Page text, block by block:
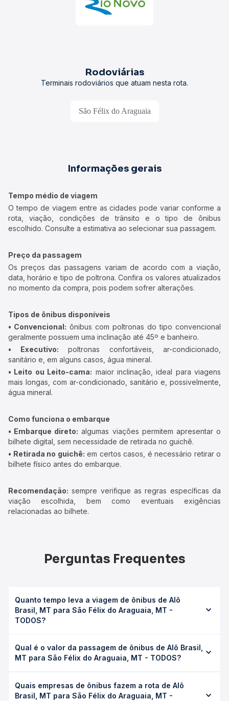
Rodoviárias
Terminais rodoviários que atuam nesta rota.
São Félix do Araguaia
Informações gerais
Tempo médio de viagem
O tempo de viagem entre as cidades pode variar conforme a
rota, viação, condições de trânsito e o tipo de ônibus
escolhido. Consulte a estimativa ao selecionar sua passagem.
Preço da passagem
Os preços das passagens variam de acordo com a viação,
data, horário e tipo de poltrona. Confira os valores atualizados
no momento da compra, pois podem sofrer alterações.
Tipos de ônibus disponíveis
• Convencional: ônibus com poltronas do tipo convencional
geralmente possuem uma inclinação até 45º e banheiro.
• Executivo: poltronas confortáveis, ar-condicionado,
sanitário e, em alguns casos, água mineral.
• Leito ou Leito-cama: maior inclinação, ideal para viagens
mais longas, com ar-condicionado, sanitário e, possivelmente,
água mineral.
Como funciona o embarque
• Embarque direto: algumas viações permitem apresentar o
bilhete digital, sem necessidade de retirada no guichê.
• Retirada no guichê: em certos casos, é necessário retirar o
bilhete físico antes do embarque.
Recomendação: sempre verifique as regras específicas da
viação escolhida, bem como eventuais exigências
relacionadas ao bilhete.
Perguntas Frequentes
Quanto tempo leva a viagem de ônibus de Alô
Brasil, MT para São Félix do Araguaia, MT -
TODOS?
Araguaia, MT - TODOS leva em média 4h, podendo variar
conforme a viação, o tipo de serviço (convencional,
duração exata de cada opção na data desejada.
Qual é o valor da passagem de ônibus de Alô Brasil,
MT para São Félix do Araguaia, MT - TODOS?
São Félix do Araguaia, MT - TODOS custa em média R$
41,46 e varia conforme a data da viagem, a empresa, o
Quais empresas de ônibus fazem a rota de Alô
Brasil, MT para São Félix do Araguaia, MT -